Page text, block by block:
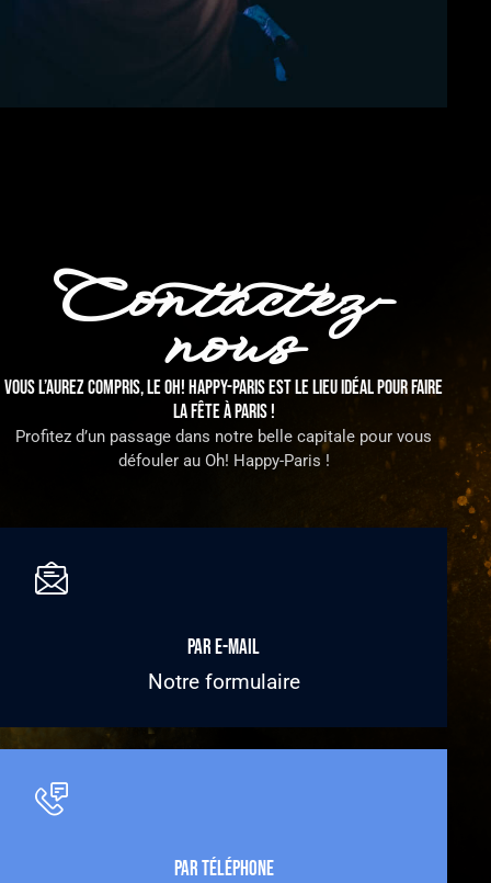
Contactez-
nous
VOUS L’AUREZ COMPRIS, LE OH! HAPPY-PARIS EST LE LIEU IDÉAL POUR FAIRE
LA FÊTE À PARIS !
Profitez d’un passage dans notre belle capitale pour vous
défouler au Oh! Happy-Paris !
Par e-mail
Notre formulaire
Par téléphone